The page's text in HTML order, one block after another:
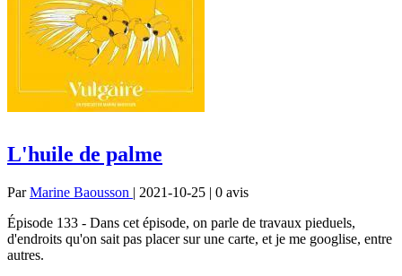
L'huile de palme
ParMarine Baousson | 2021-10-25 | 0 avis
Épisode 133 - Dans cet épisode, on parle de travaux pieduels,
d'endroits qu'on sait pas placer sur une carte, et je me googlise, entre
autres.